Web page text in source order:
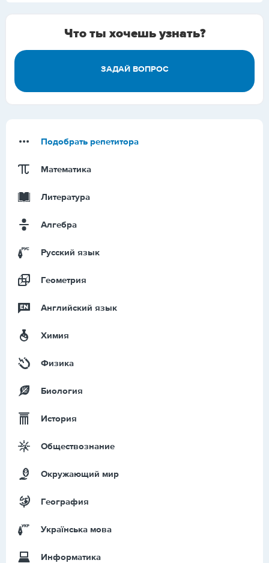
Что ты хочешь узнать?
ЗАДАЙ ВОПРОС
Подобрать репетитора
Математика
Литература
Алгебра
Русский язык
Геометрия
Английский язык
Химия
Физика
Биология
История
Обществознание
Окружающий мир
География
Українська мова
Информатика